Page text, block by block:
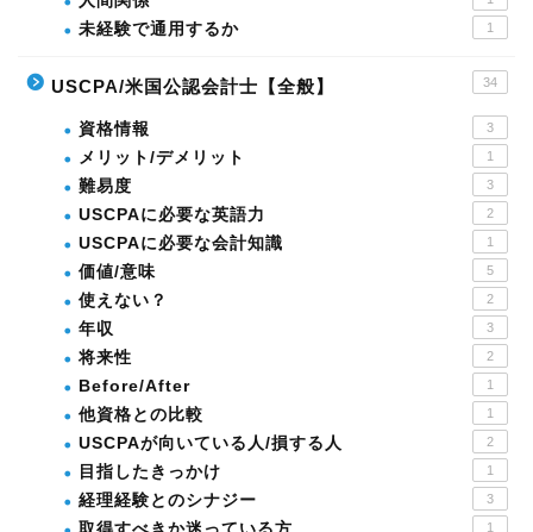
未経験で通用するか 1
USCPA/米国公認会計士【全般】 34
資格情報 3
メリット/デメリット 1
難易度 3
USCPAに必要な英語力 2
USCPAに必要な会計知識 1
価値/意味 5
使えない？ 2
年収 3
将来性 2
Before/After 1
他資格との比較 1
USCPAが向いている人/損する人 2
目指したきっかけ 1
経理経験とのシナジー 3
1